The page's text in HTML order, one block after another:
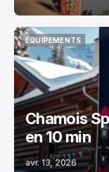
ÉQUIPEMENTS
ÉQUIPEMENTS
Chamois
en 10 min
avr. 13, 2026